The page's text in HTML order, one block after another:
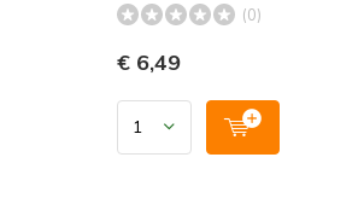
(0)
€ 6,49